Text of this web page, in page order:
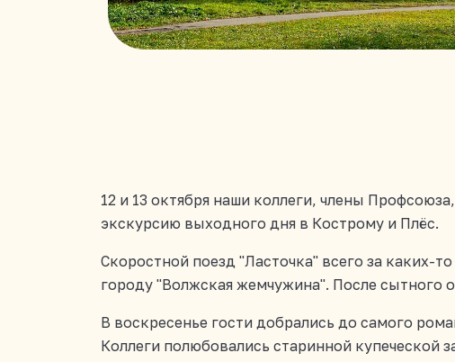
12 и 13 октября наши коллеги, члены
экскурсию выходного дня в Кострому и Плёс.
Скоростной поезд "Ласточка" всего за каких-
городу "Волжская жемчужина". После сытного
В воскресенье гости добрались до самого
Коллеги полюбовались старинной